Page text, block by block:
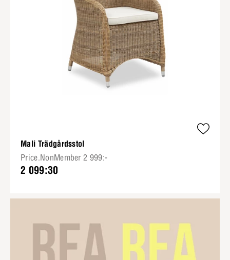
Mali Trädgårdsstol
Price.NonMember 2 999:-
2 099:30